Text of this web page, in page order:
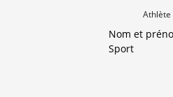
Athlète
Nom et
Sport